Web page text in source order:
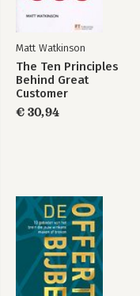
Digital
wellbeing@work
Matt Watkinson
The Ten Principles
Behind Great
Customer
Experiences
€ 30,94